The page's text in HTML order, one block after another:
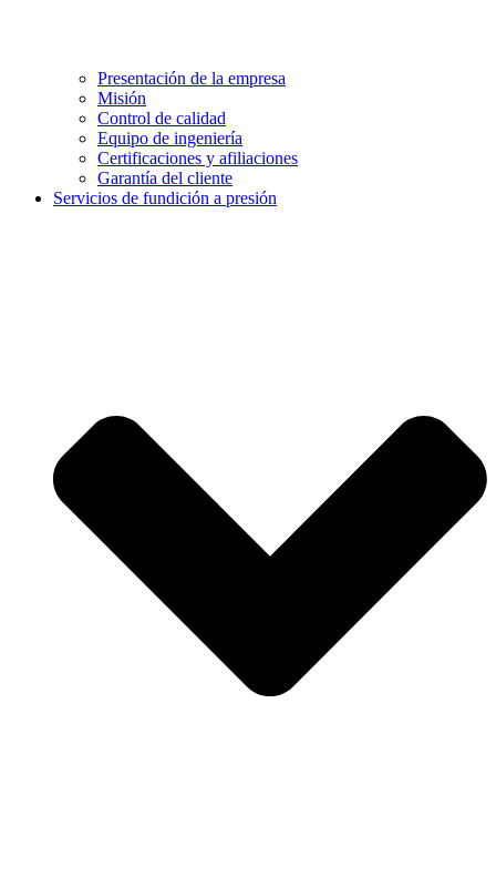
Presentación de la empresa
Misión
Control de calidad
Equipo de ingeniería
Certificaciones y afiliaciones
Garantía del cliente
Servicios de fundición a presión